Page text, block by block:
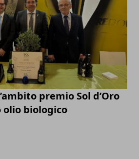
premio Sol d’Oro
olio biologico